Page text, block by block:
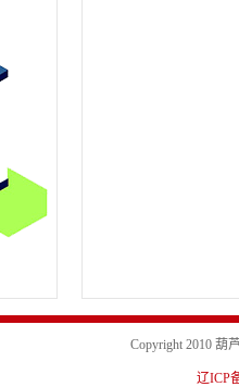
Copyright 2010 葫
辽ICP